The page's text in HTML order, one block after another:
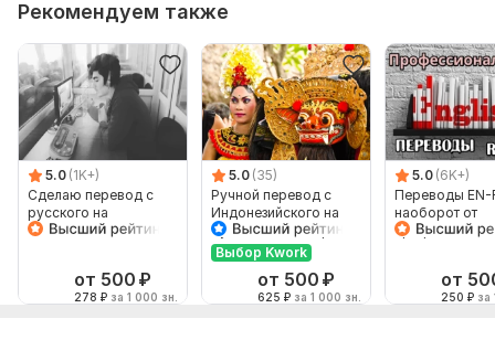
Рекомендуем также
5.0 (1K+)
Сделаю перевод с
русского на
английский и
от 500 ₽
278 ₽ за 1 000 зн.
5.0 (35)
Ручной перевод с
Индонезийского на
Русский и наоборот
Выбор Kwork
от 500 ₽
625 ₽ за 1 000 зн.
5.0 (6K+)
Переводы EN-
наоборот от
от
250 ₽ за